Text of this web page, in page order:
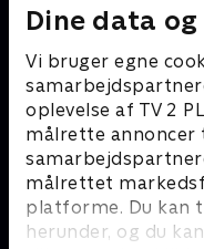
Dine data
Vi bruger egne
oplevelse af TV 2
målrette annoncer
målrettet
platforme. Du kan
herunder, og du
Danmarks
TV-Shows • 1 sæsoner